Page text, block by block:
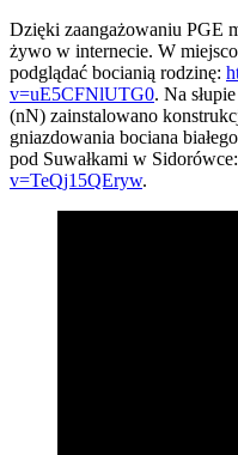
Dzięki zaangażowaniu PGE
żywo w internecie. W
podglądać bocianią rodzinę:
v=uE5CFNlUTG0. Na
(nN) zainstalowano
gniazdowania bociana
pod Suwałkami w Sidorówce:
v=TeQj15QEryw.